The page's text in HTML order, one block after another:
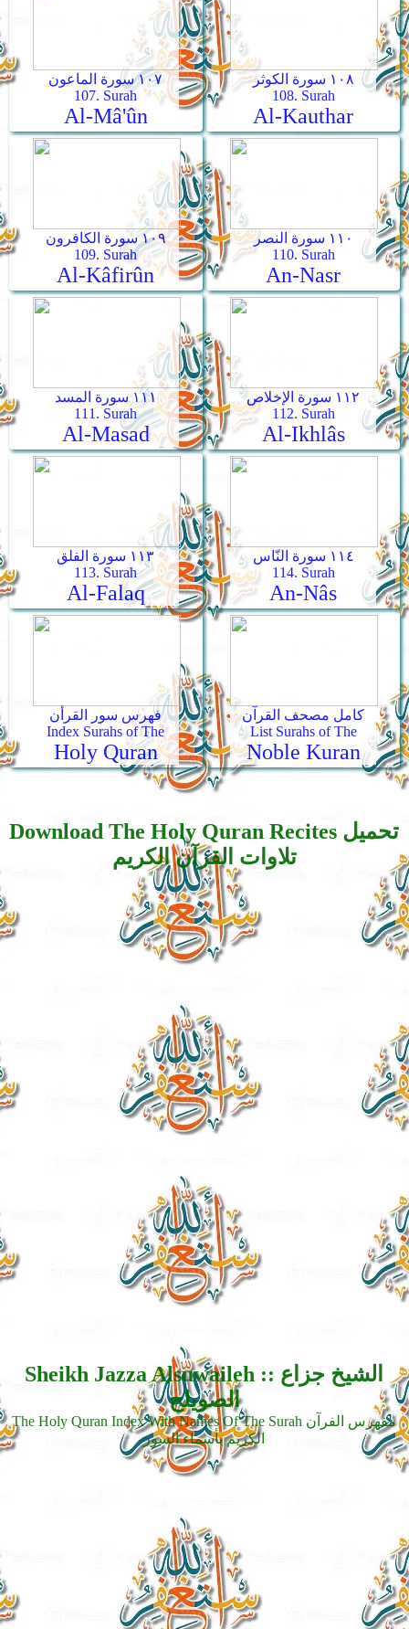
١٠٧ سورة الماعون
107. Surah
Al-Mâ'ûn
١٠٨ سورة الكوثر
108. Surah
Al-Kauthar
١٠٩ سورة الكافرون
109. Surah
Al-Kâfirûn
١١٠ سورة النصر
110. Surah
An-Nasr
١١١ سورة المسد
111. Surah
Al-Masad
١١٢ سورة الإخلاص
112. Surah
Al-Ikhlâs
١١٣ سورة الفلق
113. Surah
Al-Falaq
١١٤ سورة النّاس
114. Surah
An-Nâs
فهرس سور القرأن
Index Surahs of The
Holy Quran
كامل مصحف القرآن
List Surahs of The
Noble Kuran
Download The Holy Quran Recites تحميل
تلاوات القرآن الكريم
Sheikh Jazza Alsuwaileh :: الشيخ جزاع
الصويلح
The Holy Quran Index With Names Of The Surah مفهرس الفرآن
الكريم بأسماء السور